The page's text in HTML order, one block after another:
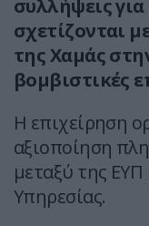
συλλήψεις
σχετίζονται
της Χαμάς
βομβιστικές
Η επιχείρηση
αξιοποίηση
μεταξύ της ΕΥΠ
Υπηρεσίας.